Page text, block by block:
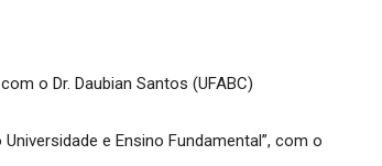
o Dr. Daubian Santos (UFABC)
e Ensino Fundamental”, com o